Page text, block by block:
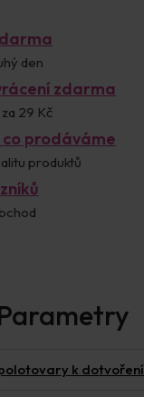
den
zdarma
29 Kč
prodáváme
produktů
k dotvoření